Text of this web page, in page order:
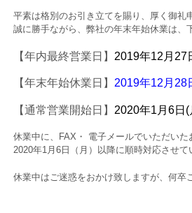
平素は格別のお引き立てを賜り、厚く御礼
誠に勝手ながら、弊社の年末年始休業は、
【年内最終営業日】 2019年12月27
【年末年始休業日】 2019年12月28
【通常営業開始日】 2020年1月6日(
休業中に、FAX・ 電子メールでいただいた
2020年1月6日（月）以降に順時対応させて
休業中はご迷惑をおかけ致しますが、何卒